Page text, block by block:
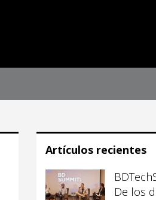
Artículos recientes
De los